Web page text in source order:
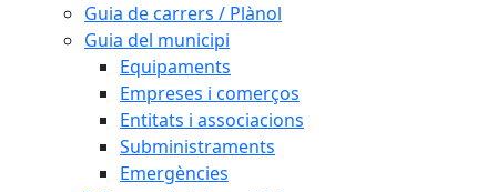
Guia de carrers / Plànol
Guia del municipi
Equipaments
Empreses i comerços
Entitats i associacions
Subministraments
Emergències